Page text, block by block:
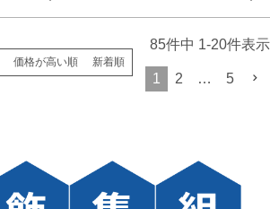
価格が高い順 新着順
85件中 1-20件表示
1 2 … 5